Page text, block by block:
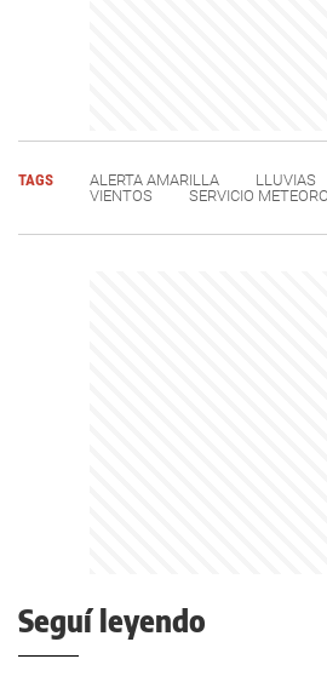
TAGS ALERTA AMARILLA LLUVIAS
VIENTOS
SERVICIO
Seguí leyendo